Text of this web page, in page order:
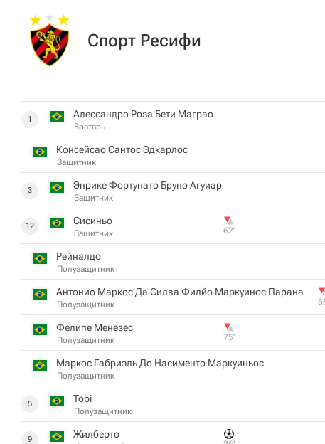
Спорт Ресифи
1 Алессандро Роза Бети Маграо
Вратарь
Консейсао Сантос Эдкарлос
Защитник
3 Энрике Фортунато Бруно Агуиар
Защитник
12 Сисиньо
Защитник 62‎’‎
Рейналдо
Полузащитник
Антонио Маркос Да Силва Филйо Маркуинос Парана
Полузащитник
Фелипе Менезес
Полузащитник 75‎’‎
Маркос Габриэль До Насименто Маркуиньос
Полузащитник
5 Tobi
Полузащитник
9 Жилберто